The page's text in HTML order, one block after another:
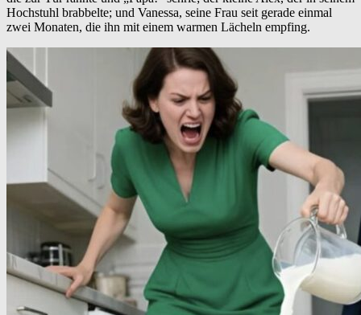
Hochstuhl brabbelte; und Vanessa, seine Frau seit gerade einmal
zwei Monaten, die ihn mit einem warmen Lächeln empfing.